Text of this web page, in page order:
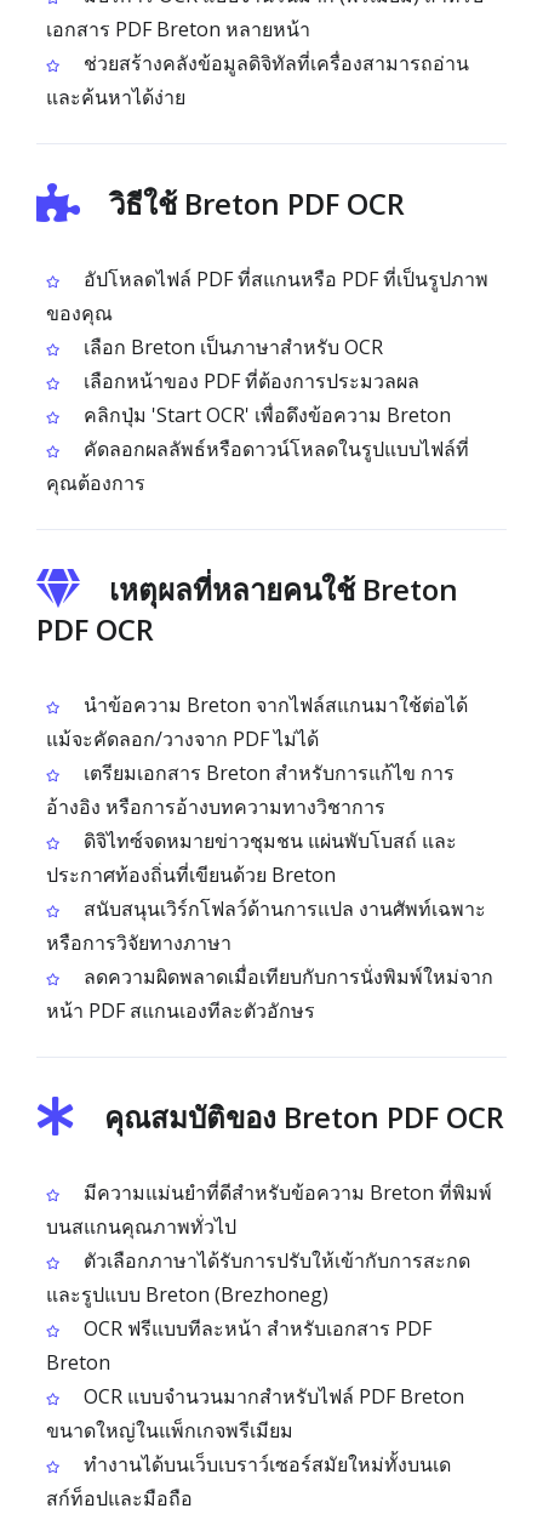
เอกสาร PDF Breton หลายหน้า
ช่วยสร้างคลังข้อมูลดิจิทัลที่เครื่องสามารถอ่าน
และค้นหาได้ง่าย
วิธีใช้ Breton PDF OCR
อัปโหลดไฟล์ PDF ที่สแกนหรือ PDF ที่เป็นรูปภาพ
ของคุณ
เลือก Breton เป็นภาษาสำหรับ OCR
เลือกหน้าของ PDF ที่ต้องการประมวลผล
คลิกปุ่ม 'Start OCR' เพื่อดึงข้อความ Breton
คัดลอกผลลัพธ์หรือดาวน์โหลดในรูปแบบไฟล์ที่
คุณต้องการ
เหตุผลที่หลายคนใช้ Breton
PDF OCR
นำข้อความ Breton จากไฟล์สแกนมาใช้ต่อได้
แม้จะคัดลอก/วางจาก PDF ไม่ได้
เตรียมเอกสาร Breton สำหรับการแก้ไข การ
อ้างอิง หรือการอ้างบทความทางวิชาการ
ดิจิไทซ์จดหมายข่าวชุมชน แผ่นพับโบสถ์ และ
ประกาศท้องถิ่นที่เขียนด้วย Breton
สนับสนุนเวิร์กโฟลว์ด้านการแปล งานศัพท์เฉพาะ
หรือการวิจัยทางภาษา
ลดความผิดพลาดเมื่อเทียบกับการนั่งพิมพ์ใหม่จาก
หน้า PDF สแกนเองทีละตัวอักษร
คุณสมบัติของ Breton PDF OCR
มีความแม่นยำที่ดีสำหรับข้อความ Breton ที่พิมพ์
บนสแกนคุณภาพทั่วไป
ตัวเลือกภาษาได้รับการปรับให้เข้ากับการสะกด
และรูปแบบ Breton (Brezhoneg)
OCR ฟรีแบบทีละหน้า สำหรับเอกสาร PDF
Breton
OCR แบบจำนวนมากสำหรับไฟล์ PDF Breton
ขนาดใหญ่ในแพ็กเกจพรีเมียม
ทำงานได้บนเว็บเบราว์เซอร์สมัยใหม่ทั้งบนเด
สก์ท็อปและมือถือ